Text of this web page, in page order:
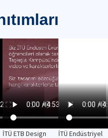
İTÜ ETB Design İTÜ Endüstriyel